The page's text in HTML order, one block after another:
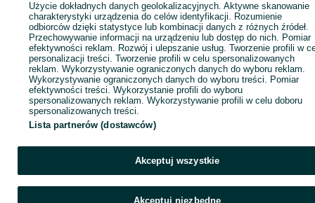
Zadzwoń / SMS Wyślij wiadomość
Użycie dokładnych danych geolokalizacyjnych. Aktywne skanowanie
charakterystyki urządzenia do celów identyfikacji. Rozumienie
odbiorców dzięki statystyce lub kombinacji danych z różnych źródeł.
Przechowywanie informacji na urządzeniu lub dostęp do nich. Pomiar
efektywności reklam. Rozwój i ulepszanie usług. Tworzenie profili w
personalizacji treści. Tworzenie profili w celu spersonalizowanych
reklam. Wykorzystywanie ograniczonych danych do wyboru reklam.
Wykorzystywanie ograniczonych danych do wyboru treści. Pomiar
efektywności treści. Wykorzystanie profili do wyboru
spersonalizowanych reklam. Wykorzystywanie profili w celu doboru
spersonalizowanych treści.
Lista partnerów (dostawców)
Akceptuj wszystkie
Akceptuj niezbędne